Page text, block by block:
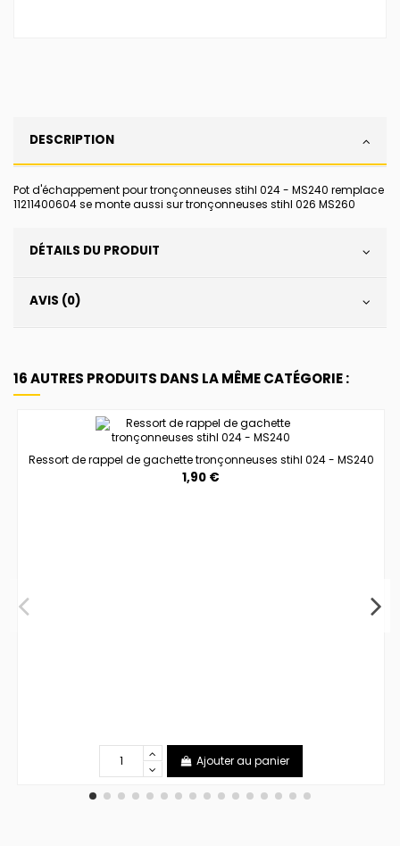
DESCRIPTION
Pot d'échappement pour tronçonneuses stihl 024 - MS240 remplace
11211400604 se monte aussi sur tronçonneuses stihl 026 MS260
DÉTAILS DU PRODUIT
AVIS (0)
16 AUTRES PRODUITS DANS LA MÊME CATÉGORIE :
Ressort de rappel de gachette tronçonneuses stihl 024 - MS240
1,90 €
Ajouter au panier